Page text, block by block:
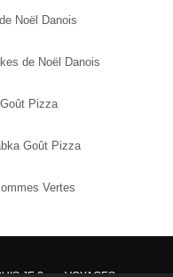
Noël Danois
de Noël Danois
Pizza
Goût Pizza
Vertes